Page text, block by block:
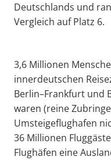
Deutschlands und
Vergleich auf Platz 6.
3,6 Millionen
innerdeutschen
Berlin–Frankfurt und
waren (reine
Umsteigeflughafen
36 Millionen
Flughäfen eine